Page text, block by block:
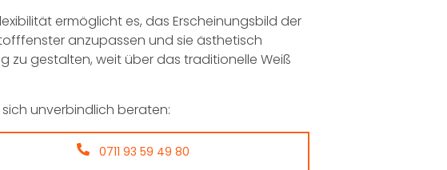
ermöglicht es, das Erscheinungsbild der
anzupassen und sie ästhetisch
zu gestalten, weit über das traditionelle Weiß
sich unverbindlich beraten:
0711 93 59 49 80